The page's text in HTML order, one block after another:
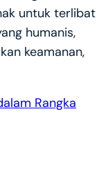
untuk terlibat
humanis,
keamanan,
Rangka